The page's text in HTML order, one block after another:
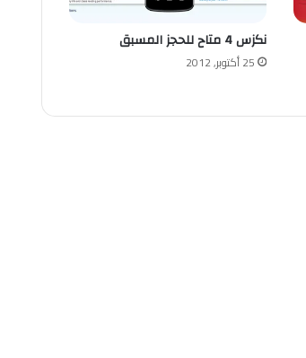
نكزس 4 متاح للحجز المسبق
25 أكتوبر, 2012